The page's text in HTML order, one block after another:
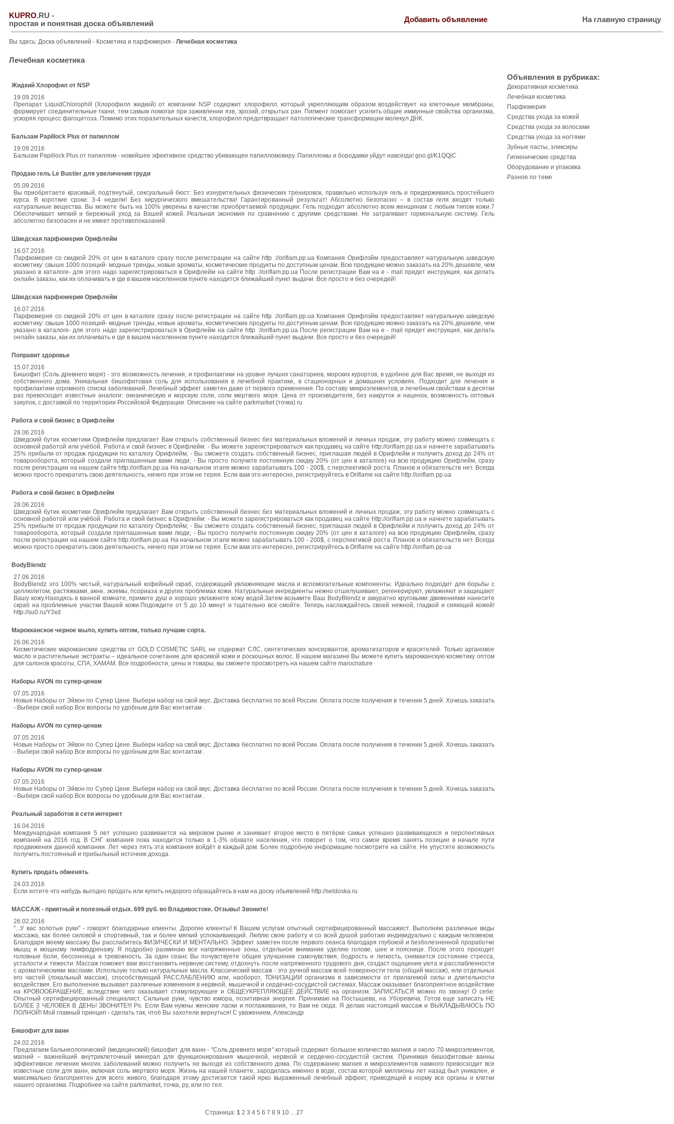
KUPRO.RU -
простая и понятная доска объявлений
Добавить объявление На главную страницу
Вы здесь: Доска объявлений - Косметика и парфюмерия - Лечебная косметика
Лечебная косметика
Жидкий Хлорофил от NSP
19.09.2016
Препарат LiquidChlorophill (Хлорофилл жидкий) от компании NSP содержит хлорофилл, который укрепляющим образом воздействует на клеточные мембраны,
формирует соединительные ткани, тем самым помогая при заживлении язв, эрозий, открытых ран. Пигмент помогает усилить общие иммунные свойства организма,
ускоряя процесс фагоцитоза. Помимо этих поразительных качеств, хлорофилл предотвращает патологические трансформации молекул ДНК.
Бальзам Papillock Plus от папиллом
19.09.2016
Бальзам Papillock Plus от папиллом - новейшее эфективное средство убивающее папилломовиру. Папилломы и бородавки уйдут навсегда! goo.gl/K1QQjC
Продаю гель Le Bustier для увеличения груди
05.09.2016
Вы приобретаете красивый, подтянутый, сексуальный бюст: Без изнурительных физических тренировок, правильно используя гель и придерживаясь простейшего
курса. В короткие сроки: 3-4 недели! Без хирургического вмешательства! Гарантированный результат! Абсолютно безопасно – в состав геля входят только
натуральные вещества. Вы можете быть на 100% уверены в качестве приобретаемой продукции: Гель подходит абсолютно всем женщинам с любым типом кожи.7
Обеспечивает мягкий и бережный уход за Вашей кожей. Реальная экономия по сравнению с другими средствами. Не затрагивает гормональную систему. Гель
абсолютно безопасен и не имеет противопоказаний.
Шведская парфюмерия Орифлейм
16.07.2016
Парфюмерия со скидкой 20% от цен в каталоге сразу после регистрации на сайте http ://oriflam.pp.ua Компания Орифлэйм предоставляет натуральную шведскую
косметику: свыше 1000 позиций- модные тренды, новые ароматы, косметические продукты по доступным ценам. Всю продукцию можно заказать на 20% дешевле, чем
указано в каталоге- для этого надо зарегистрироваться в Орифлейм на сайте http ://oriflam.pp.ua После регистрации Вам на e - mail придет инструкция, как делать
онлайн заказы, как их оплачивать и где в вашем населенном пункте находится ближайший пункт выдачи. Все просто и без очередей!
Шведская парфюмерия Орифлейм
16.07.2016
Парфюмерия со скидкой 20% от цен в каталоге сразу после регистрации на сайте http ://oriflam.pp.ua Компания Орифлэйм предоставляет натуральную шведскую
косметику: свыше 1000 позиций- модные тренды, новые ароматы, косметические продукты по доступным ценам. Всю продукцию можно заказать на 20% дешевле, чем
указано в каталоге- для этого надо зарегистрироваться в Орифлейм на сайте http ://oriflam.pp.ua После регистрации Вам на e - mail придет инструкция, как делать
онлайн заказы, как их оплачивать и где в вашем населенном пункте находится ближайший пункт выдачи. Все просто и без очередей!
Поправит здоровье
15.07.2016
Бишофит (Соль древнего моря) - это возможность лечения, и профилактики на уровне лучших санаториев, морских курортов, в удобное для Вас время, не выходя из
собственного дома. Уникальная бишофитовая соль для использования в лечебной практике, в стационарных и домашних условиях. Подходит для лечения и
профилактики огромного списка заболеваний. Лечебный эффект заметен даже от первого применения. По составу микроэлементов, и лечебным свойствам в десятки
раз превосходит известные аналоги: океаническую и морскую соли, соли мертвого моря. Цена от производителя, без накруток и наценок, возможность оптовых
закупок, с доставкой по территории Российской Федерации. Описание на сайте parkmarket (точка) ru
Работа и свой бизнес в Орифлейм
28.06.2016
Шведский бутик косметики Орифлейм предлагает Вам открыть собственный бизнес без материальных вложений и личных продаж, эту работу можно совмещать с
основной работой или учёбой. Работа и свой бизнес в Орифлейм: - Вы можете зарегистрироваться как продавец на сайте http://oriflam.pp.ua и начнете зарабатывать
25% прибыли от продаж продукции по каталогу Орифлейм; - Вы сможете создать собственный бизнес, приглашая людей в Орифлейм и получить доход до 24% от
товарооборота, который создали приглашенные вами люди; - Вы просто получите постоянную скидку 20% (от цен в каталоге) на всю продукцию Орифлейм, сразу
после регистрации на нашем сайте http://oriflam.pp.ua На начальном этапе можно зарабатывать 100 - 200$, с перспективой роста. Планов и обязательств нет. Всегда
можно просто прекратить свою деятельность, ничего при этом не теряя. Если вам это интересно, регистрируйтесь в Oriflame на сайте http://oriflam.pp.ua
Работа и свой бизнес в Орифлейм
28.06.2016
Шведский бутик косметики Орифлейм предлагает Вам открыть собственный бизнес без материальных вложений и личных продаж, эту работу можно совмещать с
основной работой или учёбой. Работа и свой бизнес в Орифлейм: - Вы можете зарегистрироваться как продавец на сайте http://oriflam.pp.ua и начнете зарабатывать
25% прибыли от продаж продукции по каталогу Орифлейм; - Вы сможете создать собственный бизнес, приглашая людей в Орифлейм и получить доход до 24% от
товарооборота, который создали приглашенные вами люди; - Вы просто получите постоянную скидку 20% (от цен в каталоге) на всю продукцию Орифлейм, сразу
после регистрации на нашем сайте http://oriflam.pp.ua На начальном этапе можно зарабатывать 100 - 200$, с перспективой роста. Планов и обязательств нет. Всегда
можно просто прекратить свою деятельность, ничего при этом не теряя. Если вам это интересно, регистрируйтесь в Oriflame на сайте http://oriflam.pp.ua
BodyBlendz
27.06.2016
BodyBlendz это 100% чистый, натуральный кофейный скраб, содержащий увлажняющие масла и вспомогательные компоненты. Идеально подходит для борьбы с
целлюлитом, растяжками, акне, экземы, псориаза и других проблемах кожи. Натуральные ингредиенты нежно отшелушивают, регенерируют, увлажняют и защищают
Вашу кожу.Находясь в ванной комнате, примите душ и хорошо увлажните кожу водой.Затем возьмите Ваш BodyBlendz и аккуратно круговыми движениями нанесите
скраб на проблемные участки Вашей кожи.Подождите от 5 до 10 минут и тщательно все смойте. Теперь наслаждайтесь своей нежной, гладкой и сияющей кожей!
http://su0.ru/Y3xd
Марокканское черное мыло, купить оптом, только лучшие сорта.
26.06.2016
Косметические марокканские средства от GOLD COSMETIC SARL не содержат СЛС, синтетических консервантов, ароматизаторов и красителей. Только аргановое
масло и растительные экстракты – идеальное сочетание для красивой кожи и роскошных волос. В нашем магазине Вы можете купить марокканскую косметику оптом
для салонов красоты, СПА, ХАМАМ. Все подробности, цены и товары, вы сможете просмотреть на нашем сайте marocnature
Наборы AVON по супер-ценам
07.05.2016
Новые Наборы от Эйвон по Супер Цене. Выбери набор на свой вкус. Доставка бесплатно по всей России. Оплата после получения в течении 5 дней. Хочешь заказать
- Выбери свой набор.Все вопросы по удобным для Вас контактам .
Наборы AVON по супер-ценам
07.05.2016
Новые Наборы от Эйвон по Супер Цене. Выбери набор на свой вкус. Доставка бесплатно по всей России. Оплата после получения в течении 5 дней. Хочешь заказать
- Выбери свой набор.Все вопросы по удобным для Вас контактам .
Наборы AVON по супер-ценам
07.05.2016
Новые Наборы от Эйвон по Супер Цене. Выбери набор на свой вкус. Доставка бесплатно по всей России. Оплата после получения в течении 5 дней. Хочешь заказать
- Выбери свой набор.Все вопросы по удобным для Вас контактам .
Реальный заработок в сети интернет
16.04.2016
Международная компания 5 лет успешно развивается на мировом рынке и занимает второе место в пятёрке самых успешно развивающихся и перспективных
компаний на 2016 год. В СНГ компания пока находится только в 1-3% обхвате населения, что говорит о том, что самое время занять позиции в начале пути
продвижения данной компании. Лет через пять эта компания войдёт в каждый дом. Более подробную информацию посмотрите на сайте. Не упустите возможность
получить постоянный и прибыльный источник дохода.
Купить продать обменять
24.03.2016
Если хотите что нибудь выгодно продать или купить недорого обращайтесь в нам на доску обьявлений http://seldoska.ru
МАССАЖ - приятный и полезный отдых. 699 руб. во Владивостоке. Отзывы! Звоните!
26.02.2016
"...У вас золотые руки" - говорят благодарные клиенты. Дорогие клиенты! К Вашим услугам опытный сертифицированный массажист. Выполняю различные виды
массажа, как более силовой и спортивный, так и более мягкий успокаивающий. Люблю свою работу и со всей душой работаю индивидуально с каждым человеком.
Благодаря моему массажу Вы расслабитесь ФИЗИЧЕСКИ И МЕНТАЛЬНО. Эффект заметен после первого сеанса благодаря глубокой и безболезненной проработке
мышц и мощному лимфодренажу. Я подробно разминаю все напряженные зоны, отдельное внимание уделяю голове, шее и пояснице. После этого проходят
головные боли, бессонница и тревожность. За один сеанс Вы почувствуете общее улучшение самочувствия, бодрость и легкость, снимается состояние стресса,
усталости и тяжести. Массаж поможет вам восстановить нервную систему, отдохнуть после напряженного трудового дня, создаст ощущение уюта и расслабленности
с ароматическими маслами. Использую только натуральные масла. Классический массаж - это ручной массаж всей поверхности тела (общий массаж), или отдельных
его частей (локальный массаж), способствующий РАССЛАБЛЕНИЮ или, наоборот, ТОНИЗАЦИИ организма в зависимости от прилагемой силы и длительности
воздействия. Его выполнение вызывает различные изменения в нервной, мышечной и сердечно-сосудистой системах. Массаж оказывает благоприятное воздействие
на КРОВООБРАЩЕНИЕ, вследствие чего оказывает стимулирующее и ОБЩЕУКРЕПЛЯЮЩЕЕ ДЕЙСТВИЕ на организм. ЗАПИСАТЬСЯ можно по звонку! О себе:
Опытный сертифицированный специалист. Сильные руки, чувство юмора, позитивная энергия. Принимаю на Постышева, на Уборевича. Готов еще записать НЕ
БОЛЕЕ 3 ЧЕЛОВЕК В ДЕНЬ! ЗВОНИТЕ!!! Ps: Если Вам нужны женские ласки и поглаживания, то Вам не сюда. Я делаю настоящий массаж и ВЫКЛАДЫВАЮСЬ ПО
ПОЛНОЙ! Мой главный принцип - сделать так, чтоб Вы захотели вернуться! С уважением, Александр
Бишофит для ванн
24.02.2016
Предлагаем бальнеологический (медицинский) бишофит для ванн - "Соль древнего моря" который содержит большое количество магния и около 70 микроэлементов,
магний – важнейший внутриклеточный минерал для функционирования мышечной, нервной и сердечно-сосудистой систем. Принимая бишофитовые ванны
эффективное лечение многих заболеваний можно получить не выходя из собственного дома. По содержанию магния и микроэлементов намного превосходит все
известные соли для ванн, включая соль мертвого моря. Жизнь на нашей планете, зародилась именно в воде, состав которой миллионы лет назад был уникален, и
максимально благоприятен для всего живого, благодаря этому достигается такой ярко выраженный лечебный эффект, приводящий в норму все органы и клетки
нашего организма. Подробнее на сайте parkmarket, точка, ру, или по тел.
Страница: 1 2 3 4 5 6 7 8 9 10... 27
Объявления в рубриках:
Декоративная косметика
Лечебная косметика
Парфюмерия
Средства ухода за кожей
Средства ухода за волосами
Средства ухода за ногтями
Зубные пасты, эликсиры
Гигиенические средства
Оборудование и упаковка
Разное по теме